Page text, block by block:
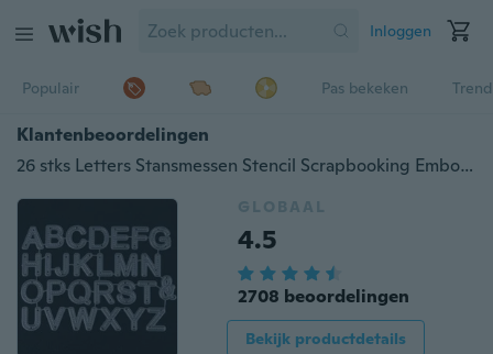
Inloggen
Populair Pas bekeken
Klantenbeoordelingen
26 stks Letters Stansmessen Stencil Scrapbooking Embossing Album Kaart Craft
GLOBAAL
4.5
2708 beoordelingen
Bekijk productdetails